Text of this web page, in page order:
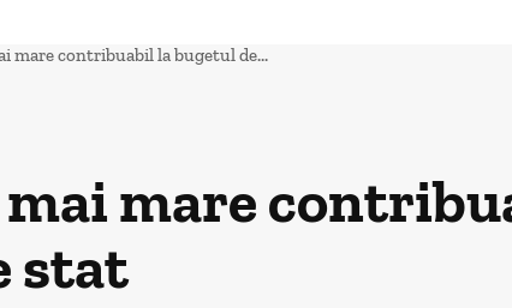
mare contribuabil la bugetul de...
mai mare
stat